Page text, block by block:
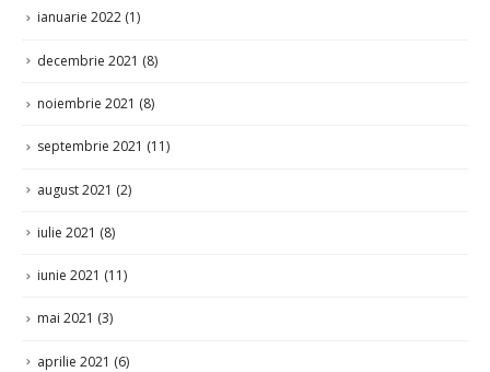
ianuarie 2022 (1)
decembrie 2021 (8)
noiembrie 2021 (8)
septembrie 2021 (11)
august 2021 (2)
iulie 2021 (8)
iunie 2021 (11)
mai 2021 (3)
aprilie 2021 (6)